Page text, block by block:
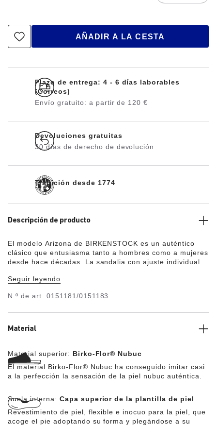
AÑADIR A LA CESTA
Plazo de entrega: 4 - 6 días laborables
(Correos)
Envío gratuito: a partir de 120 €
Devoluciones gratuitas
30 días de derecho de devolución
Tradición desde 1774
Descripción de producto
El modelo Arizona de BIRKENSTOCK es un auténtico
clásico que entusiasma tanto a hombres como a mujeres
desde hace décadas. La sandalia con ajuste individual
culto. El material superior está hecho de Birko-Flor®,
aquí con un elegante aspecto de nubuc.
Seguir leyendo
N.º de art. 0151181/0151183
Material
Material superior: Birko-Flor® Nubuc
El material Birko-Flor® Nubuc ha conseguido imitar casi
a la perfección la sensación de la piel nubuc auténtica.
Suela interna: Capa superior de la plantilla de piel
Revestimiento de piel, flexible e inocuo para la piel, que
acoge el pie adoptando su forma y plegándose a su